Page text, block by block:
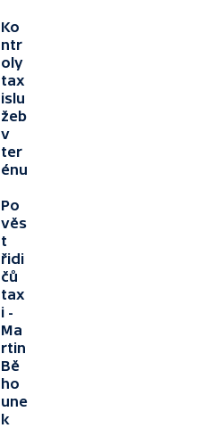
Ko
ntr
oly
tax
islu
žeb
v
ter
énu
Po
věs
t
řidi
čů
tax
i -
Ma
rtin
Bě
ho
une
k